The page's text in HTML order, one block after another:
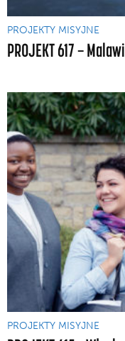
PROJEKTY MISYJNE
PROJEKT 617 —
PROJEKTY MISYJNE